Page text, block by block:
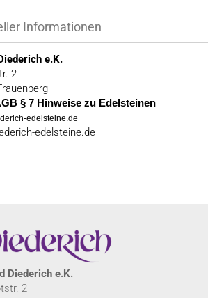
Informationen
e.K.
2
§ 7 Hinweise zu Edelsteinen
edelsteine.de
edelsteine.de
Diederich e.K.
2